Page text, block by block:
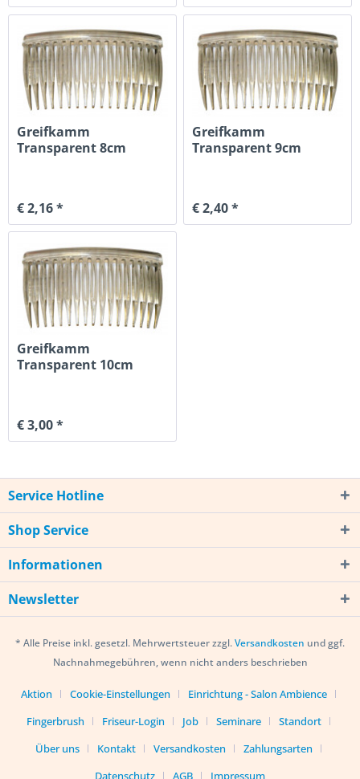
Greifkamm
Transparent 8cm
€ 2,16 *
Greifkamm
Transparent 9cm
€ 2,40 *
Greifkamm
Transparent 10cm
€ 3,00 *
Service Hotline
Shop Service
Informationen
Newsletter
* Alle Preise inkl. gesetzl. Mehrwertsteuer zzgl.Versandkosten und ggf.
Nachnahmegebühren, wenn nicht anders beschrieben
Aktion Cookie-Einstellungen
Einrichtung - Salon Ambience
Fingerbrush
Friseur-Login Job Seminare
Standort
Über uns
Kontakt Versandkosten
Zahlungsarten
Datenschutz
AGB Impressum